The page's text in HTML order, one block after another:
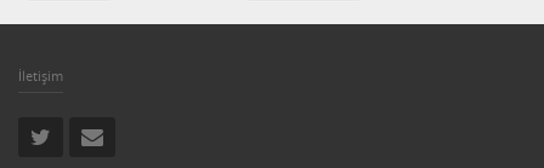
İletişim